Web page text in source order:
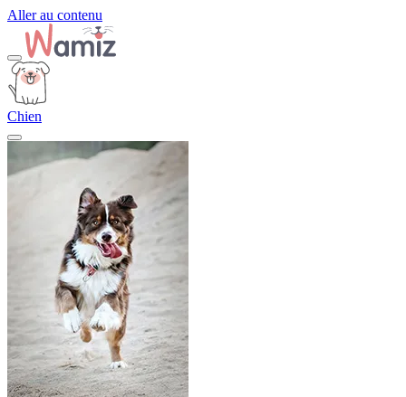
Aller au contenu
Chien